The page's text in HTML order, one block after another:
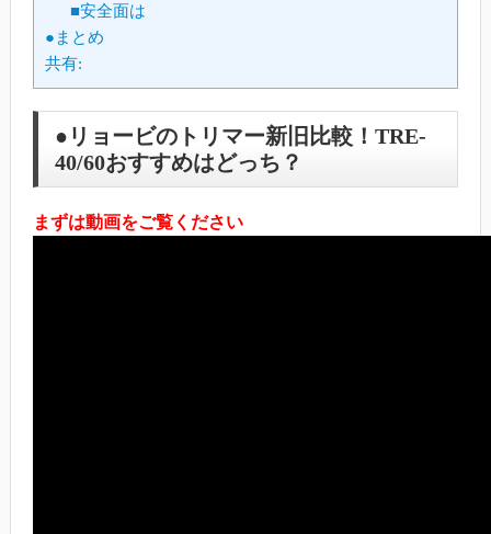
■安全面は
●まとめ
共有:
●リョービのトリマー新旧比較！TRE-
40/60おすすめはどっち？
まずは動画をご覧ください